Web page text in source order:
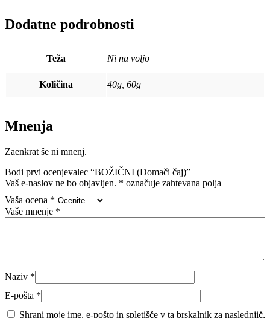
Dodatne podrobnosti
Teža Ni na voljo
Količina 40g, 60g
Mnenja
Zaenkrat še ni mnenj.
Bodi prvi ocenjevalec “BOŽIČNI (Domači čaj)”
Vaš e-naslov ne bo objavljen. * označuje zahtevana polja
Vaša ocena *
Vaše mnenje *
Naziv *
E-pošta *
Shrani moje ime, e-pošto in spletišče v ta brskalnik za naslednjič,